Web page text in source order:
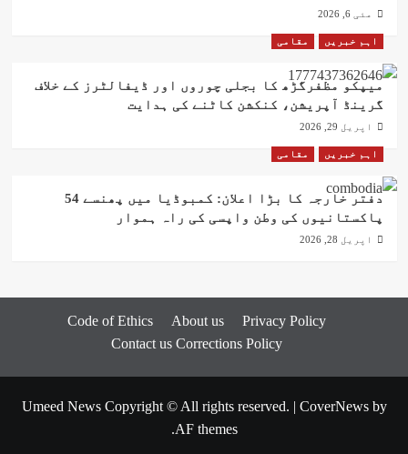
مئی 6, 2026
اہم خبریں مقامی
میپکو مظفرگڑھ کا بجلی چوروں اور ڈیفالٹرز کے خلاف
گرینڈ آپریشن، کنکشن کاٹنے کی ہدایت
اپریل 29, 2026
اہم خبریں مقامی
دفتر خارجہ کا بڑا اعلان: کمبوڈیا میں پھنسے 54
پاکستانیوں کی وطن واپسی کی راہ ہموار
اپریل 28, 2026
Privacy Policy
About us
Code of Ethics
Corrections Policy
Contact us
Umeed News Copyright © All rights reserved. | CoverNewsby
AF themes.